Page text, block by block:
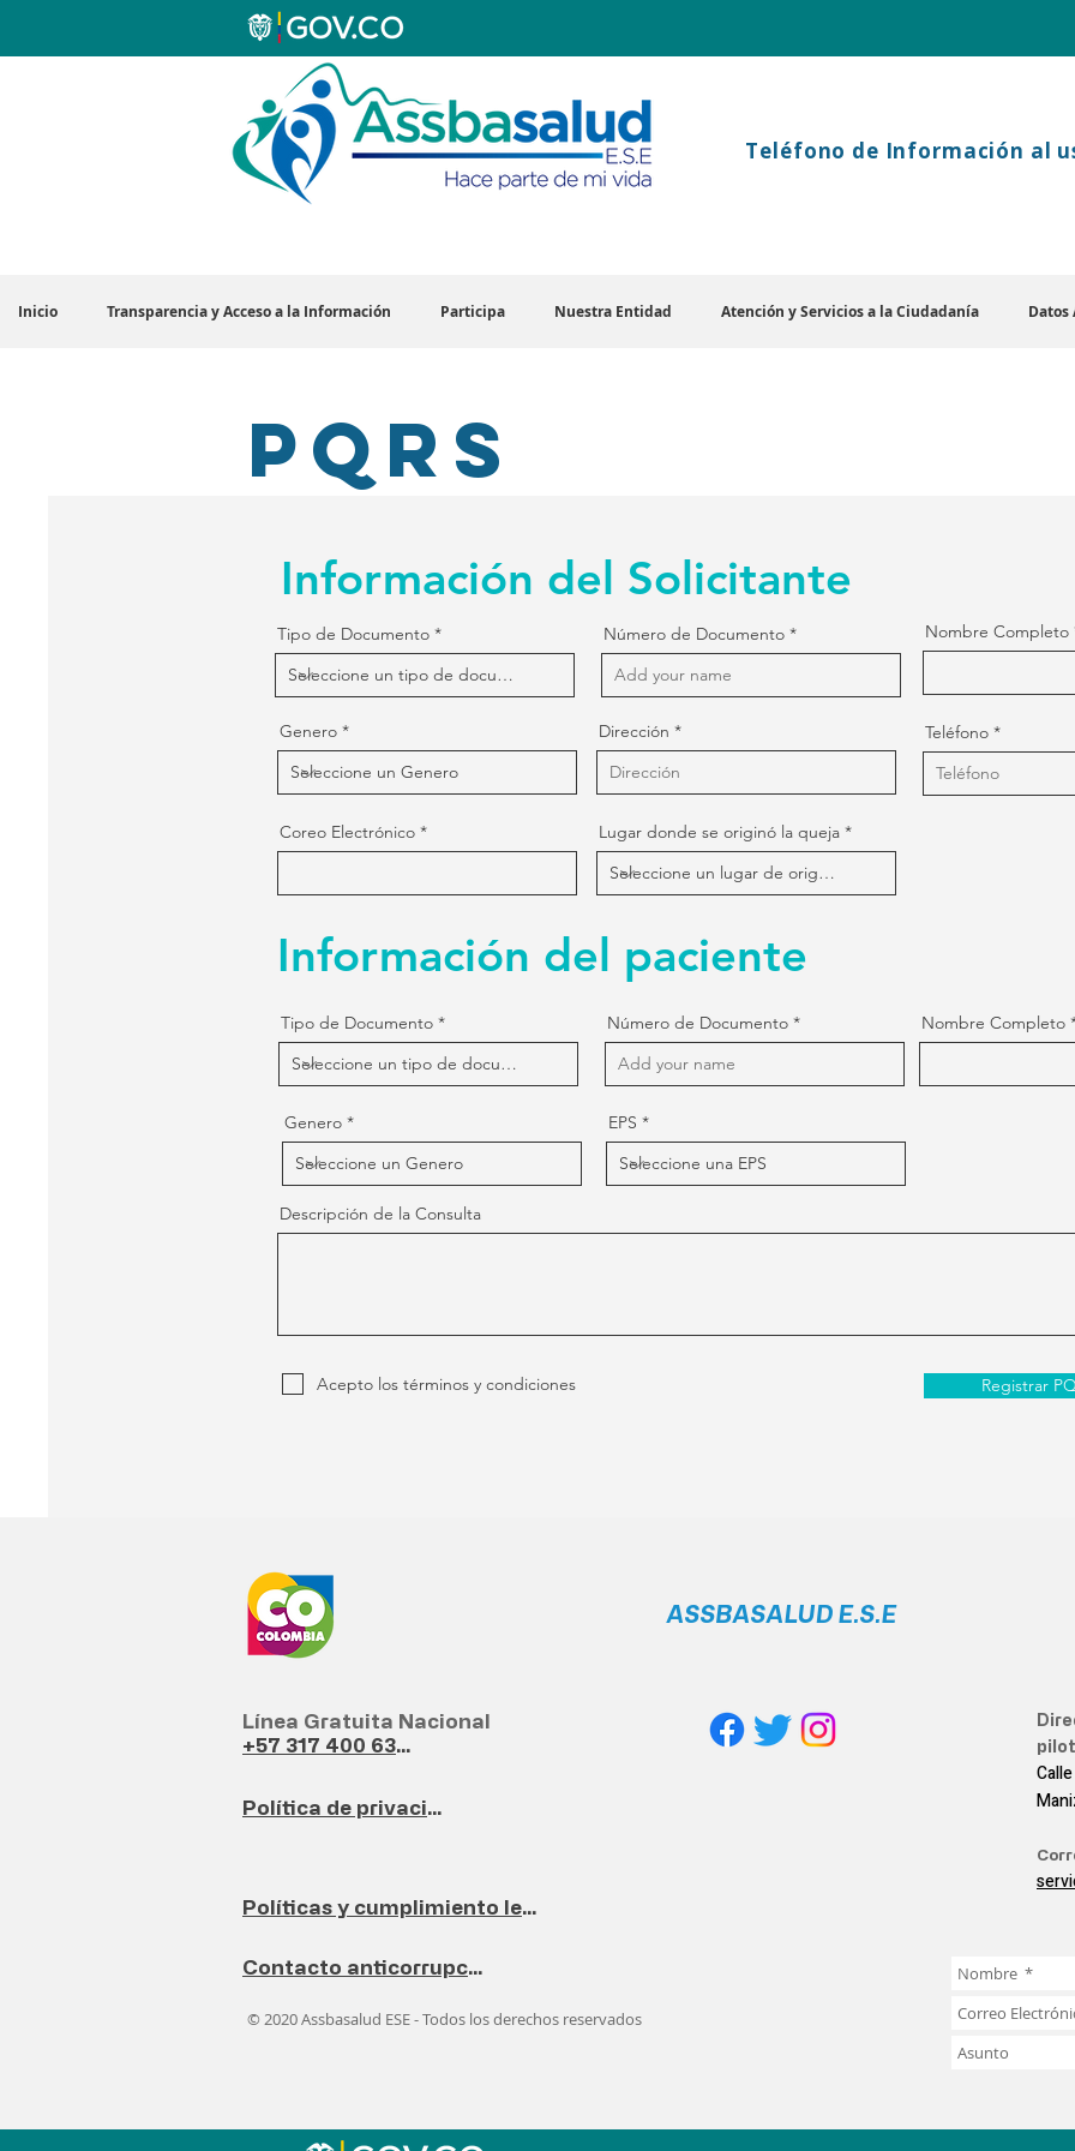
Teléfono de Información al
Inicio Transparencia y Acceso a la Información Participa Nuestra Entidad Atención y Servicios a la Ciudadanía Datos
PQRS
Información del Solicitante
Tipo de Documento Número de Documento Nombre Completo
Genero Dirección Teléfono
Coreo Electrónico Lugar donde se originó la queja
Información del paciente
Tipo de Documento Número de Documento Nombre Completo
Genero EPS
Descripción de la Consulta
Acepto los términos y condiciones Registrar
Línea Gratuita Nacional
+57 317 400 6380
ASSBASALUD E.S.E
Política de privacidad
Políticas y cumplimiento legal
Contacto anticorrupción
© 2020 Assbasalud ESE - Todos los derechos reservados